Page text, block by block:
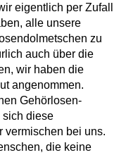
eigentlich per Zufall
alle unsere
zu
auch über die
wir haben die
angenommen.
Gehörlosen-
sich diese
vermischen bei uns.
die keine